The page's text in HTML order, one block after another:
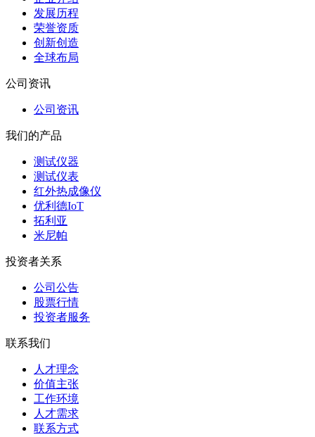
发展历程
荣誉资质
创新创造
全球布局
公司资讯
公司资讯
我们的产品
测试仪器
测试仪表
红外热成像仪
优利德IoT
拓利亚
米尼帕
投资者关系
公司公告
股票行情
投资者服务
联系我们
人才理念
价值主张
工作环境
人才需求
联系方式